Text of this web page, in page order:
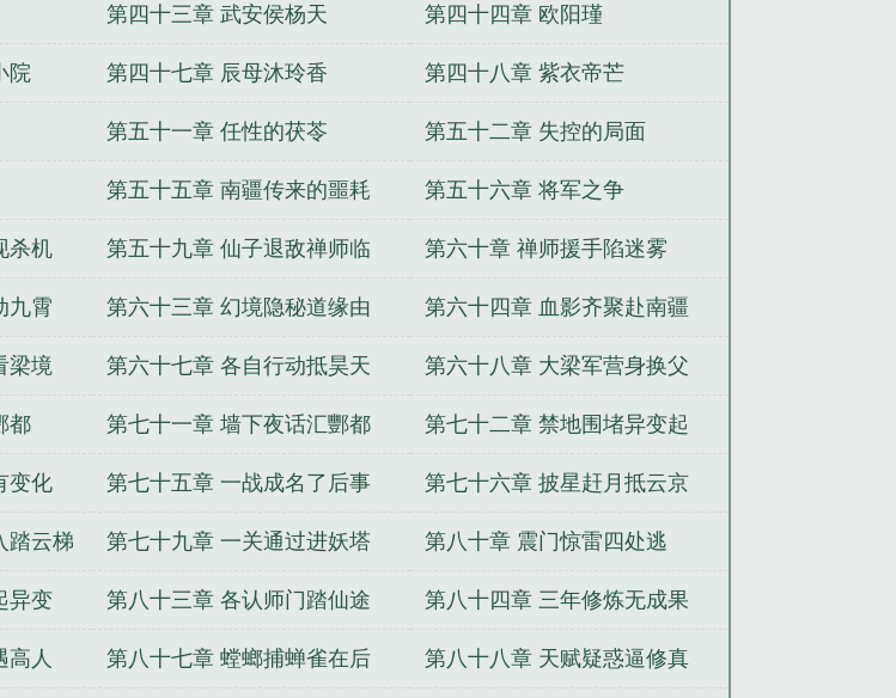
第四十三章 武安侯杨天 第四十四章 欧阳瑾
院 第四十七章 辰母沐玲香 第四十八章 紫衣帝芒
第五十一章 任性的茯苓 第五十二章 失控的局面
第五十五章 南疆传来的噩耗 第五十六章 将军之争
杀机 第五十九章 仙子退敌禅师临 第六十章 禅师援手陷迷雾
九霄 第六十三章 幻境隐秘道缘由 第六十四章 血影齐聚赴南疆
梁境 第六十七章 各自行动抵昊天 第六十八章 大梁军营身换父
都 第七十一章 墙下夜话汇酆都 第七十二章 禁地围堵异变起
变化 第七十五章 一战成名了后事 第七十六章 披星赶月抵云京
踏云梯 第七十九章 一关通过进妖塔 第八十章 震门惊雷四处逃
异变 第八十三章 各认师门踏仙途 第八十四章 三年修炼无成果
高人 第八十七章 螳螂捕蝉雀在后 第八十八章 天赋疑惑逼修真